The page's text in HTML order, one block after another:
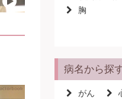
胸
病名から探
がん